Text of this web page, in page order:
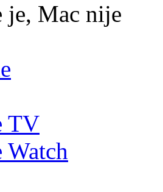
je, Mac nije
TV